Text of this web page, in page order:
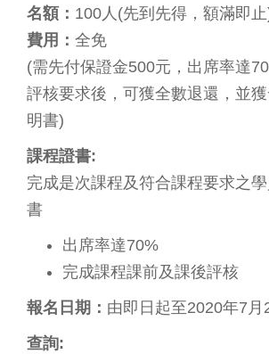
名額： 100人(先到先得，額滿即
費用： 全免
(需先付保證金500元，出席率達
評核要求後，可獲全數退還，並
明書)
課程證書:
完成是次課程及符合課程要求之
書
出席率達70%
完成課程課前及課後評核
報名日期： 由即日起至2020年7月
查詢: